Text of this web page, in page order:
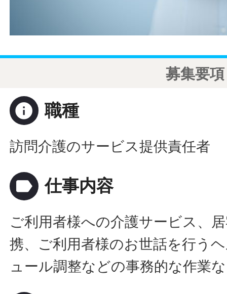
募集要項
info 職種
訪問介護のサービス提供責任者
label 仕事内容
ご利用者様への介護サービス、
携、ご利用者様のお世話を行う
ュール調整などの事務的な作業